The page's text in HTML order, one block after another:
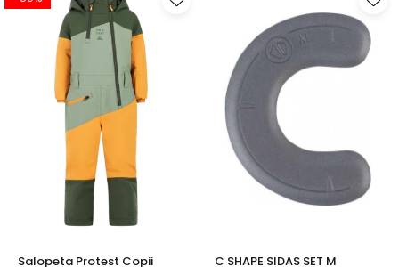
Salopeta Protest Copii
C SHAPE SIDAS SET M